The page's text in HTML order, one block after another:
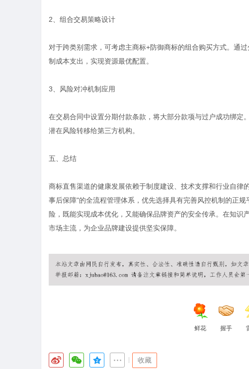
2、组合交易策略设计
对于跨类别需求，可考虑主商标+防御商标的组合购买方式。通
制成本支出，实现资源最优配置。
3、风险对冲机制应用
在交易合同中设置分期付款条款，将大部分款项与过户成功绑
潜在风险转移给第三方机构。
五、总结
商标直售渠道的健康发展依赖于制度建设、技术支撑和行业自
事后保障"的全流程管理体系，优先选择具有完善风控机制的正
险，既能实现成本优化，又能确保品牌资产的安全传承。在知
市场主流，为企业品牌建设提供坚实保障。
鲜花 握手
收藏